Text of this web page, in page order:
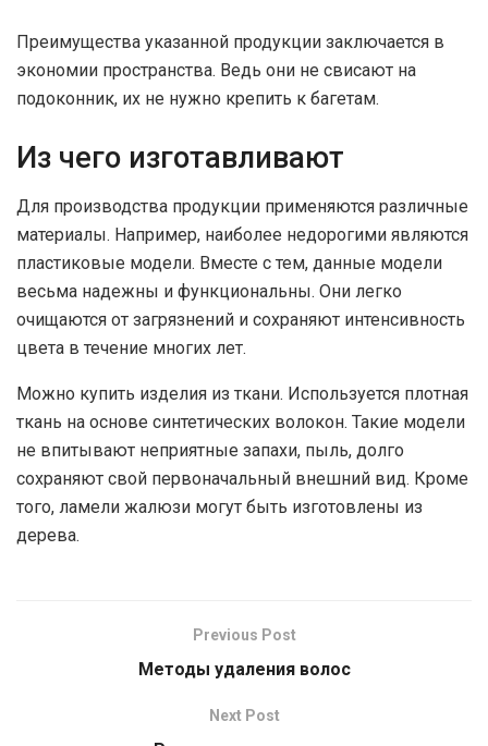
Преимущества указанной продукции заключается в
экономии пространства. Ведь они не свисают на
подоконник, их не нужно крепить к багетам.
Из чего изготавливают
Для производства продукции применяются различные
материалы. Например, наиболее недорогими являются
пластиковые модели. Вместе с тем, данные модели
весьма надежны и функциональны. Они легко
очищаются от загрязнений и сохраняют интенсивность
цвета в течение многих лет.
Можно купить изделия из ткани. Используется плотная
ткань на основе синтетических волокон. Такие модели
не впитывают неприятные запахи, пыль, долго
сохраняют свой первоначальный внешний вид. Кроме
того, ламели жалюзи могут быть изготовлены из
дерева.
Previous Post
Методы удаления волос
Next Post